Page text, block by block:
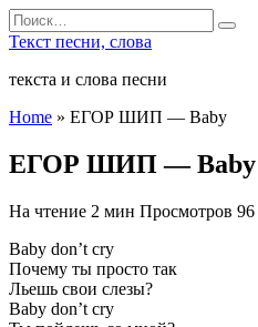
Перейти
к
Search
for:
Текст песни, слова
текста и слова песни
Home » ЕГОР ШИП — Baby
ЕГОР ШИП — Baby
На чтение 2 мин Просмотров 96
Baby don’t cry
Почему ты просто так
Льешь свои слезы?
Baby don’t cry